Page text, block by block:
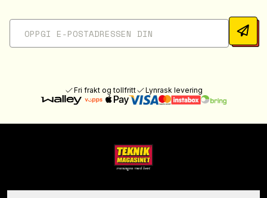
Fri frakt og tollfritt Lynrask levering